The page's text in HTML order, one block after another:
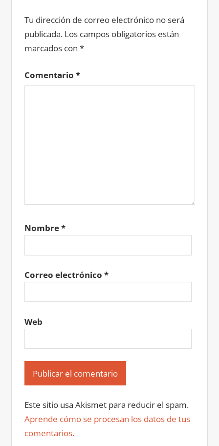
Tu dirección de correo electrónico no será
publicada. Los campos obligatorios están
marcados con *
Comentario *
Nombre*
Correo electrónico *
Web
Este sitio usa Akismet para reducir el spam.
Aprende cómo se procesan los datos de tus
comentarios.